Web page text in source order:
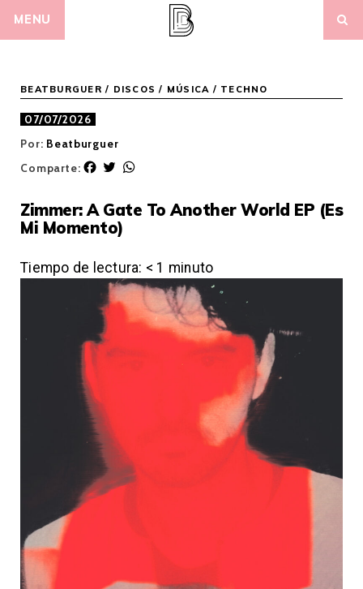
MENU
BEATBURGUER / DISCOS / MÚSICA / TECHNO
07/07/2026
Por: Beatburguer
Comparte:
F
e
b
o
k
T
t
t
r
t
p
p
Zimmer: A Gate To Another World EP (Es
Mi Momento)
Tiempo de lectura: < 1 minuto